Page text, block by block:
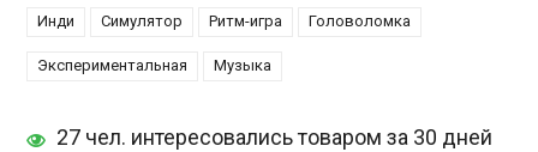
Инди
Симулятор Ритм-игра Головоломка
Экспериментальная Музыка
27 чел. интересовались товаром за 30 дней